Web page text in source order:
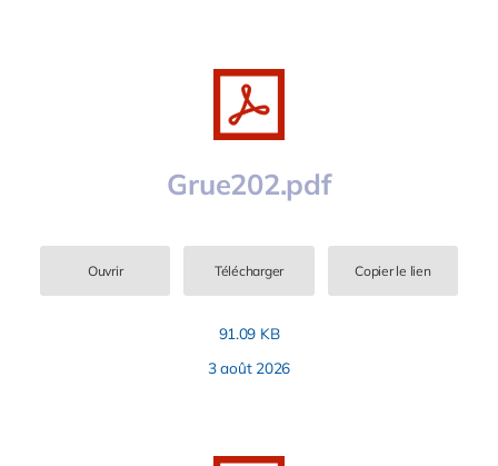
Grue202.pdf
Ouvrir Télécharger Copier le lien
91.09 KB
3 août 2026